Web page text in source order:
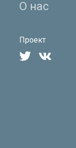
О нас
Проект
 